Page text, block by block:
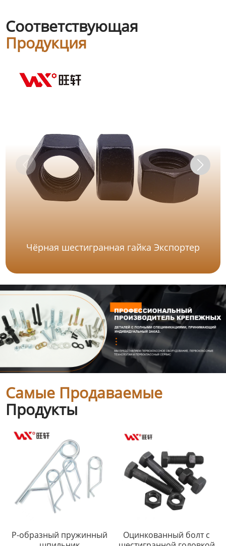
Соответствующая
Продукция
Чёрная шестигранная гайка Экспортер
Самые Продаваемые
Продукты
Р-образный пружинный
Оцинкованный болт с